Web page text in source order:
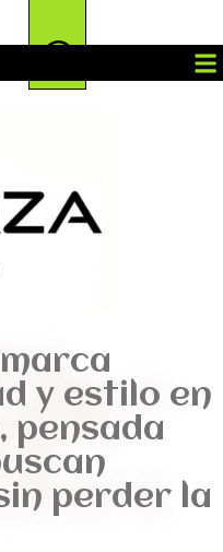
y estilo en
pensada
perder la